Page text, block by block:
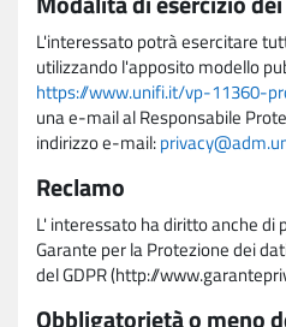
L'interessato potrà esercitare
utilizzando l'apposito modello
https://www.unifi.it/vp-11360-
una e-mail al Responsabile
indirizzo e-mail:
Reclamo
L' interessato ha diritto anche
Garante per la Protezione dei
del GDPR (http://
Obbligatorietà o meno